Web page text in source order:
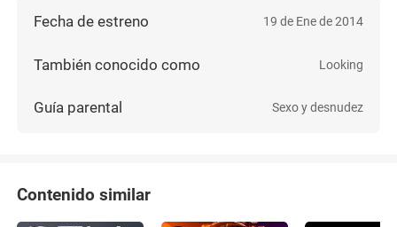
Fecha de estreno 19 de Ene de 2014
También conocido como Looking
Guía parental Sexo y desnudez
Contenido similar